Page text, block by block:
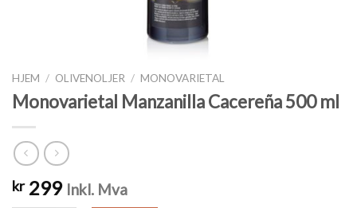
HJEM / OLIVENOLJER / MONOVARIETAL
Monovarietal Manzanilla Cacereña 500 ml
kr299 Inkl. Mva